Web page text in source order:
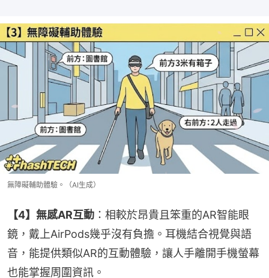
無障礙輔助體驗。（AI生成）
【4】無感AR互動 ：相較於昂貴且笨重的AR智能眼
鏡，戴上AirPods幾乎沒有負擔。耳機結合視覺與語
音，能提供類似AR的互動體驗，讓人手離開手機螢幕
也能掌握周圍資訊。